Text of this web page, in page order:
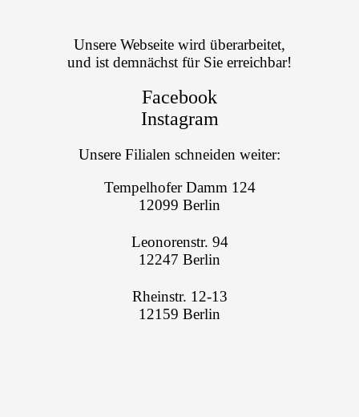
Unsere Webseite wird überarbeitet,
und ist demnächst für Sie erreichbar!
Facebook
Instagram
Unsere Filialen schneiden weiter:
Tempelhofer Damm 124
12099 Berlin
Leonorenstr. 94
12247 Berlin
Rheinstr. 12-13
12159 Berlin